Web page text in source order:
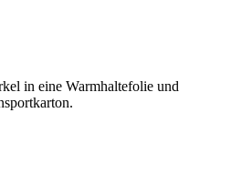
in eine Warmhaltefolie und